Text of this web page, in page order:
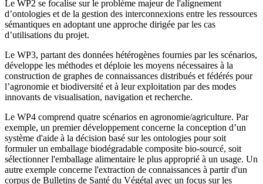
Le WP2 se focalise sur le problème majeur de l'alignement
d’ontologies et de la gestion des interconnexions entre les ressources
sémantiques en adoptant une approche dirigée par les cas
d’utilisations du projet.
Le WP3, partant des données hétérogènes fournies par les scénarios,
développe les méthodes et déploie les moyens nécessaires à la
construction de graphes de connaissances distribués et fédérés pour
l’agronomie et biodiversité et à leur exploitation par des modes
innovants de visualisation, navigation et recherche.
Le WP4 comprend quatre scénarios en agronomie/agriculture. Par
exemple, un premier développement concerne la conception d’un
système d'aide à la décision basé sur les ontologies pour soit
formuler un emballage biodégradable composite bio-sourcé, soit
sélectionner l'emballage alimentaire le plus approprié à un usage. Un
autre exemple concerne l'extraction de connaissances à partir d'un
corpus de Bulletins de Santé du Végétal avec un focus sur les